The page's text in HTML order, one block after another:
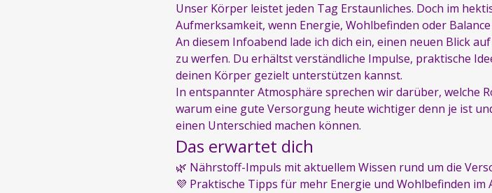
Unser Körper leistet jeden Tag Erstaunliches. Doch im
Aufmerksamkeit, wenn Energie, Wohlbefinden oder
An diesem Infoabend lade ich dich ein, einen neuen Blick
zu werfen. Du erhältst verständliche Impulse, praktische
deinen Körper gezielt unterstützen kannst.
In entspannter Atmosphäre sprechen wir darüber, welche
warum eine gute Versorgung heute wichtiger denn je ist
einen Unterschied machen können.
Das erwartet dich
🌿 Nährstoff-Impuls mit aktuellem Wissen rund um die
💜 Praktische Tipps für mehr Energie und Wohlbefinden im